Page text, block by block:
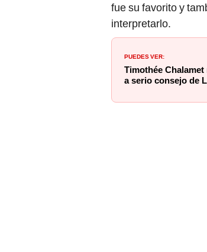
fue su favorito y
interpretarlo.
PUEDES VER:
Timothée
a serio consejo de